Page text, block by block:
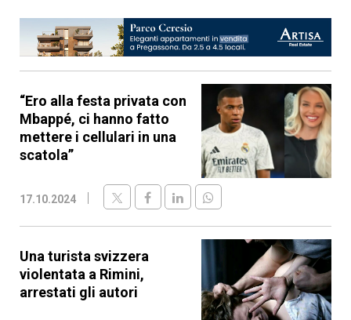
“Ero alla festa privata con
Mbappé, ci hanno fatto
mettere i cellulari in una
scatola”
17.10.2024
Una turista svizzera
violentata a Rimini,
arrestati gli autori